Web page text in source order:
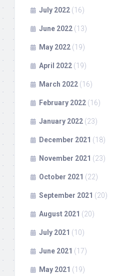
July 2022 (16)
June 2022 (13)
May 2022 (19)
April 2022 (19)
March 2022 (16)
February 2022 (16)
January 2022 (23)
December 2021 (18)
November 2021 (23)
October 2021 (22)
September 2021 (20)
August 2021 (20)
July 2021 (10)
June 2021 (17)
May 2021 (19)